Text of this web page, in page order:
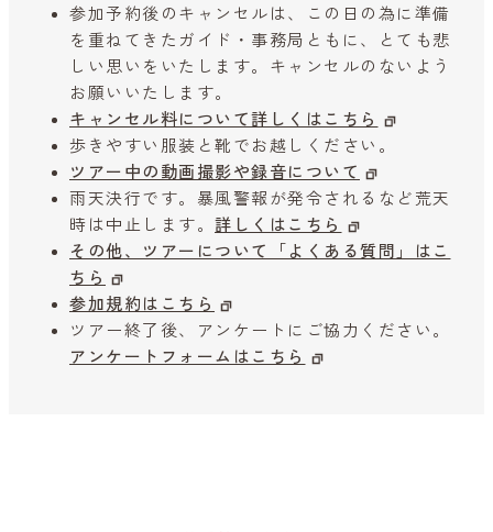
参加予約後のキャンセルは、この日の為に準備
を重ねてきたガイド・事務局ともに、とても悲
しい思いをいたします。キャンセルのないよう
お願いいたします。
キャンセル料について詳しくはこちら
歩きやすい服装と靴でお越しください。
ツアー中の動画撮影や録音について
雨天決行です。暴風警報が発令されるなど荒天
時は中止します。 詳しくはこちら
その他、ツアーについて「よくある質問」はこ
ちら
参加規約はこちら
ツアー終了後、アンケートにご協力ください。
アンケートフォームはこちら